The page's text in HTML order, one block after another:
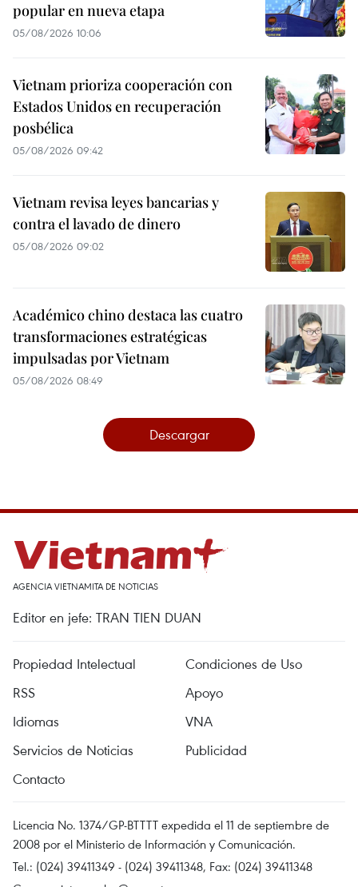
popular en nueva etapa
05/08/2026 10:06
Vietnam prioriza cooperación con
Estados Unidos en recuperación
posbélica
05/08/2026 09:42
Vietnam revisa leyes bancarias y
contra el lavado de dinero
05/08/2026 09:02
Académico chino destaca las cuatro
transformaciones estratégicas
impulsadas por Vietnam
05/08/2026 08:49
Descargar
AGENCIA VIETNAMITA DE NOTICIAS
Editor en jefe: TRAN TIEN DUAN
Propiedad Intelectual
Condiciones de Uso
RSS
Apoyo
Idiomas
VNA
Servicios de Noticias
Publicidad
Contacto
Licencia No. 1374/GP-BTTTT expedida el 11 de septiembre de
2008 por el Ministerio de Información y Comunicación.
Tel.: (024) 39411349 - (024) 39411348, Fax: (024) 39411348